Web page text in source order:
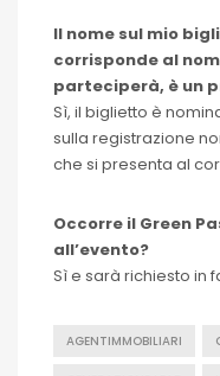
Il nome sul mio
corrisponde al
parteciperà, è un
Sì, il biglietto è
sulla registrazione
che si presenta al
Occorre il Green
all’evento?
Sì e sarà richiesto in
AGENTIMMOBILIARI